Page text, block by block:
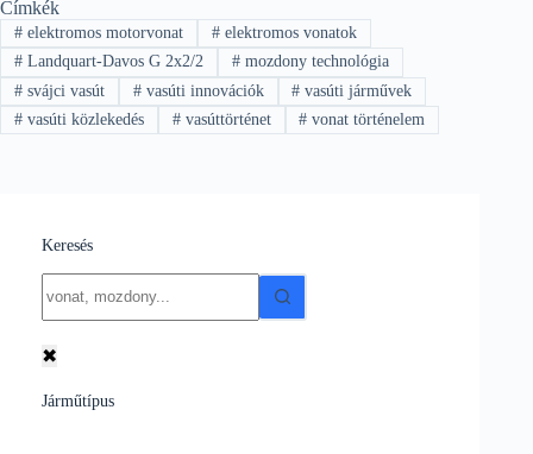
Címkék
#elektromos motorvonat #elektromos vonatok
#Landquart-Davos G 2x2/2 #mozdony technológia
#svájci vasút #vasúti innovációk # vasúti járművek
#vasúti közlekedés #vasúttörténet # vonat történelem
Keresés
results
✖
Járműtípus